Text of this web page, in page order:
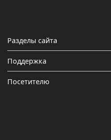
Разделы сайта
Поддержка
Посетителю